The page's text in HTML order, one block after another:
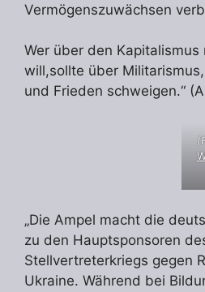
Vermögenszuwächsen
Wer über den Kapitalismus
will,sollte über
und Frieden schweigen.“
„Die Ampel macht die
zu den Hauptsponsoren
Stellvertreterkriegs gegen
Ukraine. Während bei